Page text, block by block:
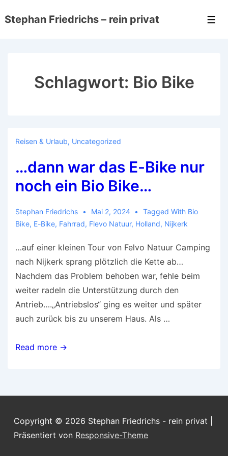
Zum
Stephan Friedrichs – rein privat
Schlagwort: Bio Bike
Reisen & Urlaub, Uncategorized
…dann war das E-Bike nur
noch ein Bio Bike…
Stephan Friedrichs Mai 2, 2024 Tagged With Bio
Bike, E-Bike, Fahrrad, Flevo Natuur, Holland, Nijkerk
…auf einer kleinen Tour von Felvo Natuur Camping
nach Nijkerk sprang plötzlich die Kette ab…
Nachdem das Problem behoben war, fehle beim
weiter radeln die Unterstützung durch den
Antrieb….„Antriebslos“ ging es weiter und später
auch zurück bis zu unserem Haus. Als …
…
Bike
nur
Read more →
Copyright © 2026 Stephan Friedrichs - rein privat
Präsentiert von Responsive-Theme